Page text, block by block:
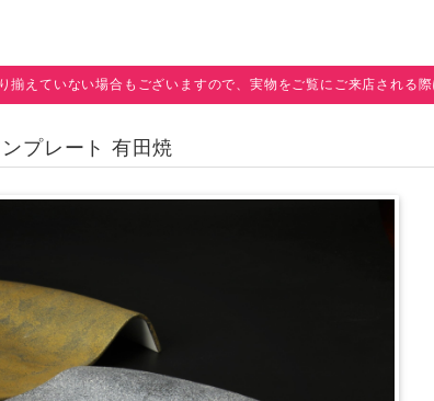
揃えていない場合もございますので、実物をご覧にご来店される
プレート 有田焼